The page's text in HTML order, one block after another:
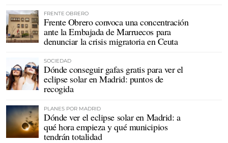
FRENTE OBRERO
Frente Obrero convoca una concentración
ante la Embajada de Marruecos para
denunciar la crisis migratoria en Ceuta
SOCIEDAD
Dónde conseguir gafas gratis para ver el
eclipse solar en Madrid: puntos de
recogida
PLANES POR MADRID
Dónde ver el eclipse solar en Madrid: a
qué hora empieza y qué municipios
tendrán totalidad